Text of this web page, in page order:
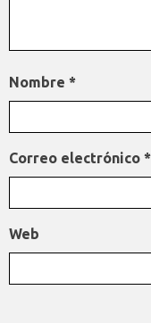
Nombre *
Correo electrónico *
Web